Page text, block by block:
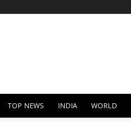
TOP NEWS INDIA WORLD